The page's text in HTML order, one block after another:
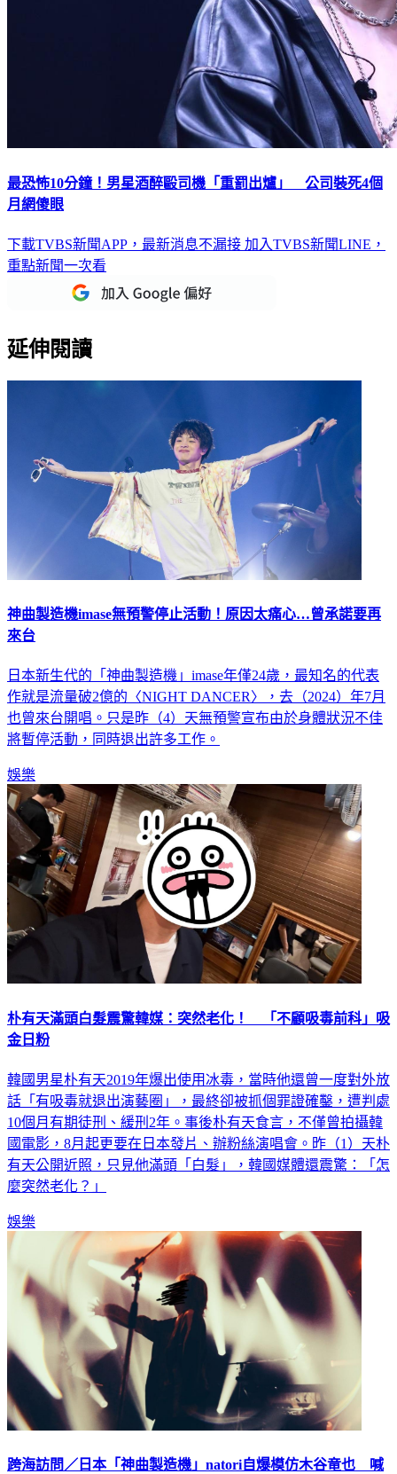
最恐怖10分鐘！男星酒醉毆司機「重罰出爐」 公司裝死4個
月網傻眼
下載TVBS新聞APP，最新消息不漏接 加入TVBS新聞LINE，
重點新聞一次看
延伸閱讀
神曲製造機imase無預警停止活動！原因太痛心…曾承諾要再
來台
日本新生代的「神曲製造機」imase年僅24歲，最知名的代表
作就是流量破2億的〈NIGHT DANCER〉，去（2024）年7月
也曾來台開唱。只是昨（4）天無預警宣布由於身體狀況不佳
將暫停活動，同時退出許多工作。
娛樂
朴有天滿頭白髮震驚韓媒：突然老化！ 「不顧吸毒前科」吸
金日粉
韓國男星朴有天2019年爆出使用冰毒，當時他還曾一度對外放
話「有吸毒就退出演藝圈」，最終卻被抓個罪證確鑿，遭判處
10個月有期徒刑、緩刑2年。事後朴有天食言，不僅曾拍攝韓
國電影，8月起更要在日本發片、辦粉絲演唱會。昨（1）天朴
有天公開近照，只見他滿頭「白髮」，韓國媒體還震驚：「怎
麼突然老化？」
娛樂
跨海訪問／日本「神曲製造機」natori自爆模仿木谷竜也 喊